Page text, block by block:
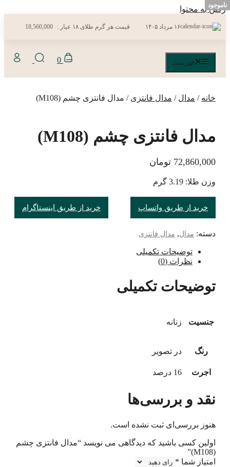
رفتن به محتوا
۱۶ مرداد ۱۴۰۵ قیمت هر گرم طلای ۱۸ عیار : 18,560,000
0 فهرست
خانه / مدال / مدال فانتزی / مدال فانتزی چشم (M108)
مدال فانتزی چشم (M108)
72,860,000 تومان
وزن طلا: 3.19 گرم
خرید از طریق واتساپ خرید از طریق اینستاگرام
دسته: مدال, مدال فانتزی
توضیحات تکمیلی
نظرات (0)
توضیحات تکمیلی
جنسیت زنانه
رنگ در تصویر
اجرت 16 درصد
نقد و بررسی‌ها
هنوز بررسی‌ای ثبت نشده است.
اولین کسی باشید که دیدگاهی می نویسد “مدال فانتزی چشم
(M108)”
امتیاز شما *
ناموجود
ناموجود
ناموجود
ناموجود